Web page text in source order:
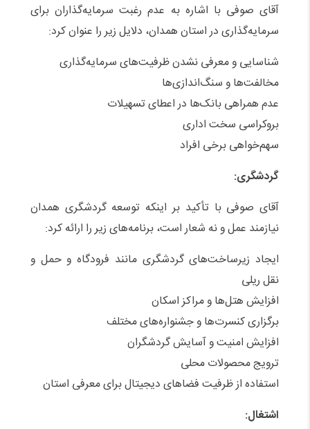
آقای صوفی با اشاره به عدم رغبت سرمایه‌گذاران برای
سرمایه‌گذاری در استان همدان، دلایل زیر را عنوان کرد:
شناسایی و معرفی نشدن ظرفیت‌های سرمایه‌گذاری
مخالفت‌ها و سنگ‌اندازی‌ها
عدم همراهی بانک‌ها در اعطای تسهیلات
بروکراسی سخت اداری
سهم‌خواهی برخی افراد
گردشگری:
آقای صوفی با تأکید بر اینکه توسعه گردشگری همدان
نیازمند عمل و نه شعار است، برنامه‌های زیر را ارائه کرد:
ایجاد زیرساخت‌های گردشگری مانند فرودگاه و حمل و
نقل ریلی
افزایش هتل‌ها و مراکز اسکان
برگزاری کنسرت‌ها و جشنواره‌های مختلف
افزایش امنیت و آسایش گردشگران
ترویج محصولات محلی
استفاده از ظرفیت فضاهای دیجیتال برای معرفی استان
اشتغال: